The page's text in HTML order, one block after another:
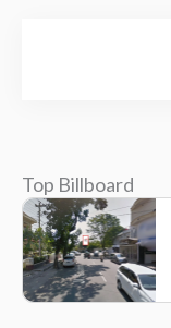
Top Billboard